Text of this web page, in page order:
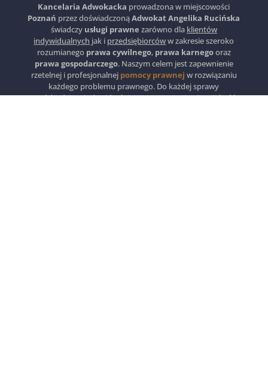
Kancelaria Adwokacka prowadzona w miejscowości
Poznań przez doświadczonąAdwokat Angelika Rucińska
świadczy usługi prawne zarówno dla klientów
indywidualnych jak i przedsiębiorcóww zakresie szeroko
rozumianego prawa cywilnego, prawa karnegooraz
prawa gospodarczego. Naszym celem jest zapewnienie
rzetelnej i profesjonalnej pomocy prawnej w rozwiązaniu
każdego problemu prawnego. Do każdej sprawy
podchodzimy indywidualnie, w trosce o najwyższą jakość